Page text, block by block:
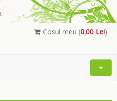
Cosul meu (0.00 Lei)
Open